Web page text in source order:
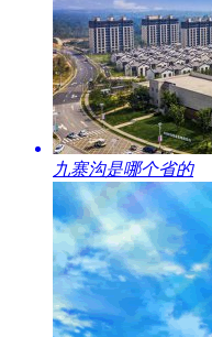
​九寨沟是哪个省的